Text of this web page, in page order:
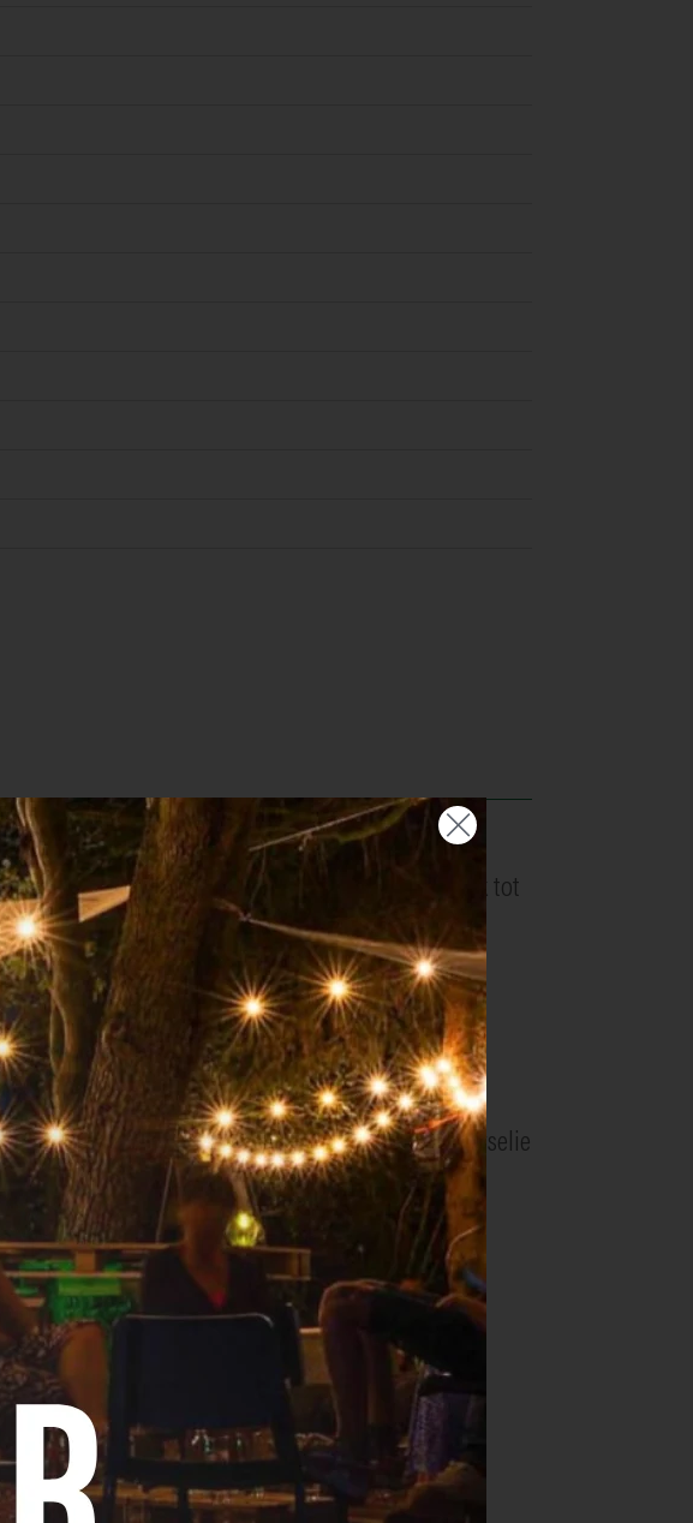
olie in een grote pot en bak de uien met de look tot
koken, tot de knolselder gaar is.
en kruid bij naar smaak met peper en zout.
handjevol amandelschilfers en een takje peterselie
hoe dik je ze wil